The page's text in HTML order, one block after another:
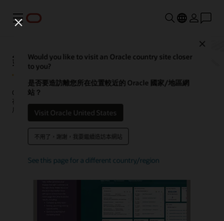
功能表
Would you like to visit an Oracle country site closer
to you?
是否要造訪離您所在位置較近的 Oracle 國家/地區網
站？
Visit Oracle United States
不用了，謝謝，我要繼續造訪本網站
See this page for a different country/region
銷售自動化
Oracle Sales Force Automation (SFA) 是一種銷售自動化應用程式，可
在 CRM 中收集並連結客戶與營運資料，以協助銷售專業人員瞭解其客
戶，並在整個銷售程序中將任務自動化。
觀看示範影片 (1：41) 要求示範